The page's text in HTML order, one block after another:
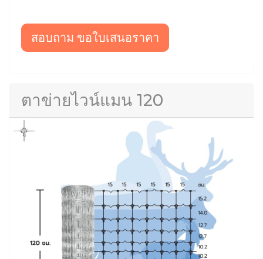
สอบถาม ขอใบเสนอราคา
ตาข่ายไวน์แมน 120